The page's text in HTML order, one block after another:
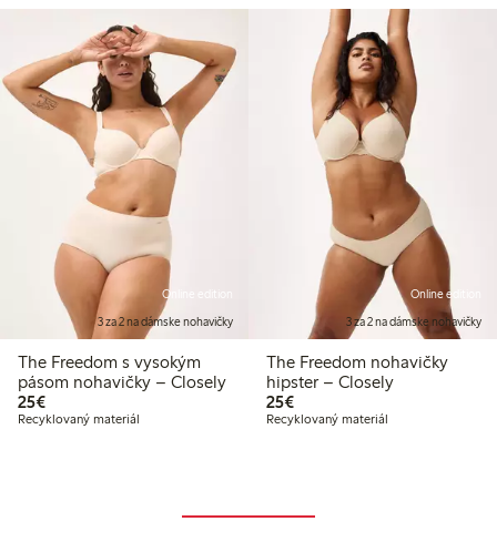
Online edition
3 za 2 na dámske nohavičky
The Freedom s vysokým
pásom nohavičky – Closely
25€25,00 €
Recyklovaný materiál
Online edition
3 za 2 na dámske nohavičky
The Freedom nohavičky
hipster – Closely
25€25,00 €
Recyklovaný materiál